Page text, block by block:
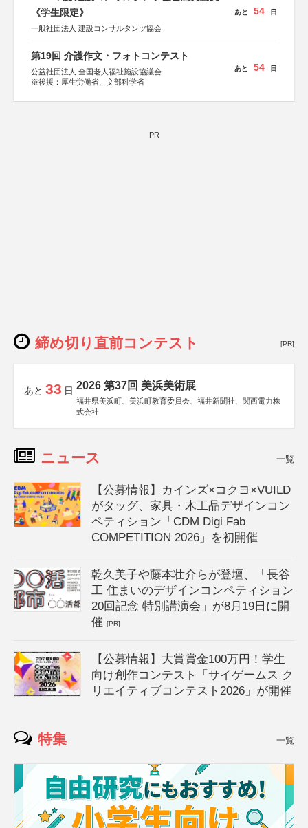
《学生限定》
一般社団法人 建設コンサルタンツ協会
あと 54 日
第19回 介護作文・フォトコンテスト
公益社団法人 全国老人福祉施設協議会
※後援：厚生労働省、文部科学省
あと 54 日
PR
締め切り直前コンテスト [PR]
あと 33 日 2026 第37回 美浜美術展
福井県美浜町、美浜町教育委員会、福井新聞社、関西電力株
式会社
ニュース 一覧
【公募情報】カインズ×コクヨ×VUILD
がタッグ、家具・木工品デザインコン
ペティション「CDM Digi Fab
COMPETITION 2026」を初開催
乾久美子や藤本壮介らが登壇、「長谷
工 住まいのデザインコンペティション
20回記念 特別講演会」が8月19日に開
催[PR]
【公募情報】大賞賞金100万円！学生
向け創作コンテスト「サイゲームス ク
リエイティブコンテスト2026」が開催
特集 一覧